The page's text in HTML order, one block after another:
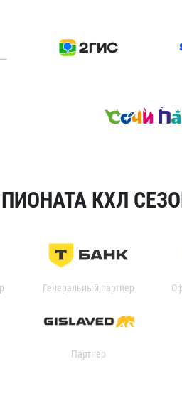
КХЛ
Генеральный партнер
Партнер